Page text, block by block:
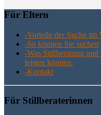
Für Eltern
-Vor­tei­le der Suche im
-So kön­nen Sie suchen
-Was Still­be­ra­tung und
leis­ten können
-Kon­takt
Für Still­be­ra­te­rin­nen